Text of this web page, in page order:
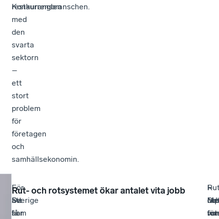
Konkurrensen
med
den
svarta
sektorn
–
ett
stort
problem
för
företagen
och
samhällsekonomin.
restaurangbranschen.
–
De
som
För
att
få
–
Sverige
har
Rut- och rotsystemet ökar antalet vita jobb
–
I–